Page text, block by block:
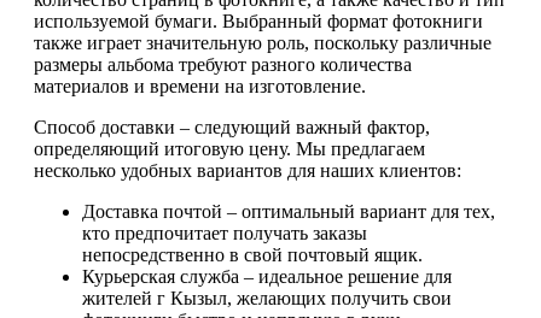
используемой бумаги. Выбранный формат фотокниги
также играет значительную роль, поскольку различные
размеры альбома требуют разного количества
материалов и времени на изготовление.
Способ доставки – следующий важный фактор,
определяющий итоговую цену. Мы предлагаем
несколько удобных вариантов для наших клиентов:
Доставка почтой – оптимальный вариант для тех,
кто предпочитает получать заказы
непосредственно в свой почтовый ящик.
Курьерская служба – идеальное решение для
жителей г Кызыл, желающих получить свои